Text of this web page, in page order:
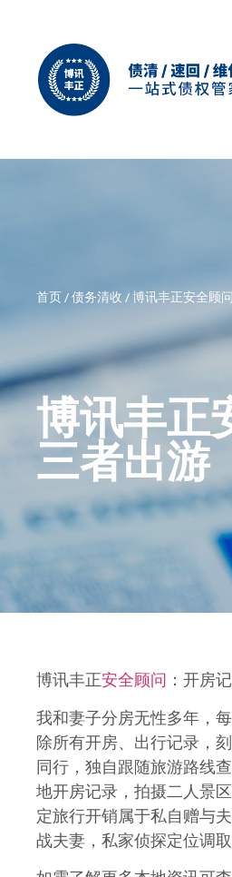
首页/债务清收 /博讯丰正安全顾
博讯丰正
三者出游
博讯丰正安全顾问 ：开房
我和妻子分房无性多年，
除所有开房、出行记录，
同行，独自跟随旅游路线
地开房记录，拍摄二人景
定旅行开销属于私自赠与
战夫妻，私家侦探定位调